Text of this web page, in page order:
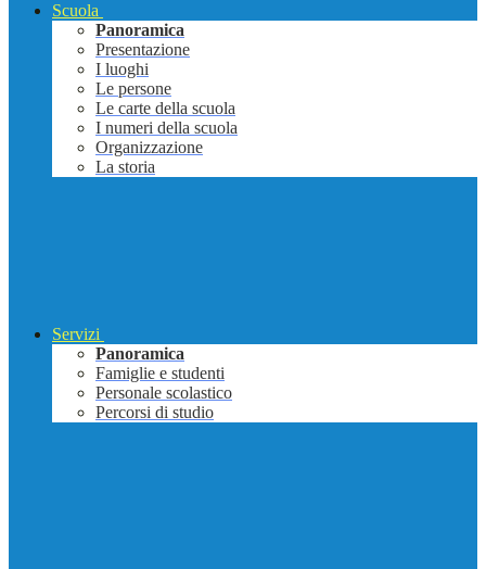
Scuola
Panoramica
Presentazione
I luoghi
Le persone
Le carte della scuola
I numeri della scuola
Organizzazione
La storia
Servizi
Panoramica
Famiglie e studenti
Personale scolastico
Percorsi di studio